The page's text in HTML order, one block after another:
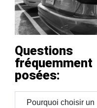
Questions
fréquemment
posées:
Pourquoi choisir un